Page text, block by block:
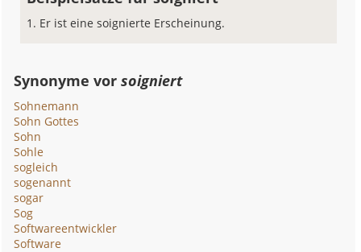
Er ist eine soignierte Erscheinung.
Synonyme vorsoigniert
Sohnemann
Sohn Gottes
Sohn
Sohle
sogleich
sogenannt
sogar
Sog
Softwareentwickler
Software